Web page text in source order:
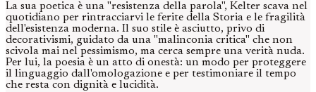
La sua poetica è una "resistenza della parola", Kelter scava nel
quotidiano per rintracciarvi le ferite della Storia e le fragilità
dell'esistenza moderna. Il suo stile è asciutto, privo di
decorativismi, guidato da una "malinconia critica" che non
scivola mai nel pessimismo, ma cerca sempre una verità nuda.
Per lui, la poesia è un atto di onestà: un modo per proteggere
il linguaggio dall'omologazione e per testimoniare il tempo
che resta con dignità e lucidità.